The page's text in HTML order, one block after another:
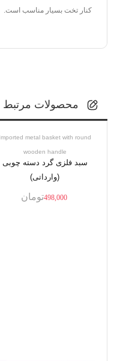
کنار تخت بسیار مناسب است.
محصولات مرتبط
Imported metal basket with round
wooden handle
سبد فلزی گرد دسته چوبی
(وارداتی)
498,000 تومان